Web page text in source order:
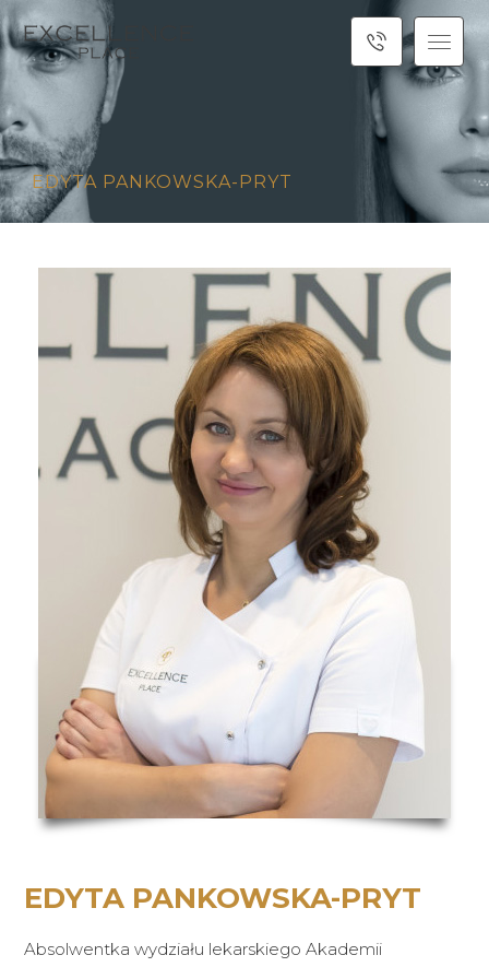
EDYTA PANKOWSKA-PRYT
EDYTA PANKOWSKA-PRYT
Absolwentka wydziału lekarskiego Akademii